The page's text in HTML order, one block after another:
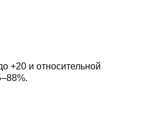
+20 и относительной